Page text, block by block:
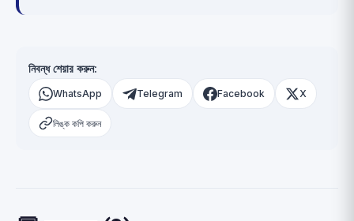
নিবন্ধ শেয়ার করুন:
WhatsApp Telegram Facebook X
লিঙ্ক কপি করুন